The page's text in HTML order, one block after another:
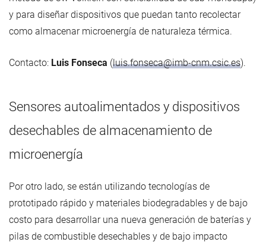
y para diseñar dispositivos que puedan tanto recolectar
como almacenar microenergía de naturaleza térmica.
Contacto: Luis Fonseca (luis.fonseca@imb-cnm.csic.es).
Sensores autoalimentados y dispositivos
desechables de almacenamiento de
microenergía
Por otro lado, se están utilizando tecnologías de
prototipado rápido y materiales biodegradables y de bajo
costo para desarrollar una nueva generación de baterías y
pilas de combustible desechables y de bajo impacto